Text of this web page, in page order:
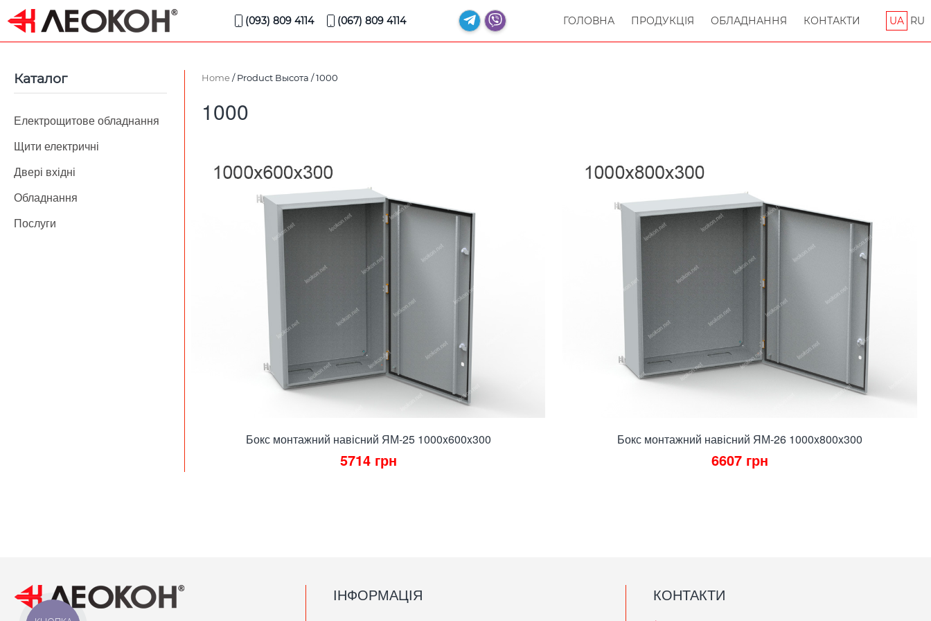
(093) 809 4114 (067) 809 4114 ГОЛОВНА ПРОДУКЦІЯ ОБЛАДНАННЯ КОНТАКТИ UA RU
Home/ Product Высота / 1000
1000
Бокс монтажний навісний ЯМ-25 1000x600x300
5714 грн
Бокс монтажний навісний ЯМ-26 1000x800x300
6607 грн
Каталог
Електрощитове обладнання
Щити електричні
Двері вхідні
Обладнання
Послуги
ІНФОРМАЦІЯ КОНТАКТИ